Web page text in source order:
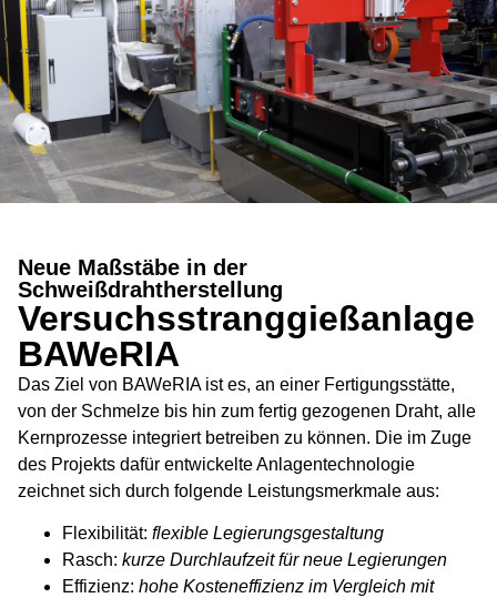
BAWeRIA
Neue Maßstäbe in der
Schweißdrahtherstellung
Versuchsstranggießanlage
BAWeRIA
Das Ziel von BAWeRIA ist es, an einer Fertigungsstätte,
von der Schmelze bis hin zum fertig gezogenen Draht, alle
Kernprozesse integriert betreiben zu können. Die im Zuge
des Projekts dafür entwickelte Anlagentechnologie
zeichnet sich durch folgende Leistungsmerkmale aus:
Flexibilität: flexible Legierungsgestaltung
Rasch: kurze Durchlaufzeit für neue Legierungen
Effizienz: hohe Kosteneffizienz im Vergleich mit